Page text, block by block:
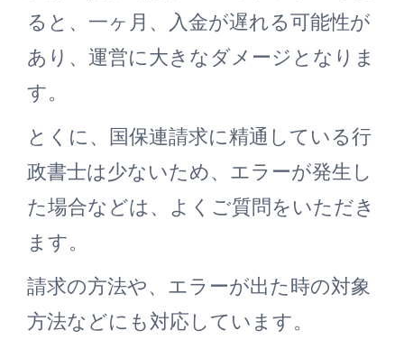
ると、一ヶ月、入金が遅れる可能性が
あり、運営に大きなダメージとなりま
す。
とくに、国保連請求に精通している行
政書士は少ないため、エラーが発生し
た場合などは、よくご質問をいただき
ます。
請求の方法や、エラーが出た時の対象
方法などにも対応しています。